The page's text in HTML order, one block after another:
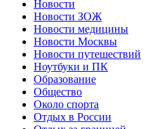
Новости
Новости ЗОЖ
Новости медицины
Новости Москвы
Новости путешествий
Ноутбуки и ПК
Образование
Общество
Около спорта
Отдых в России